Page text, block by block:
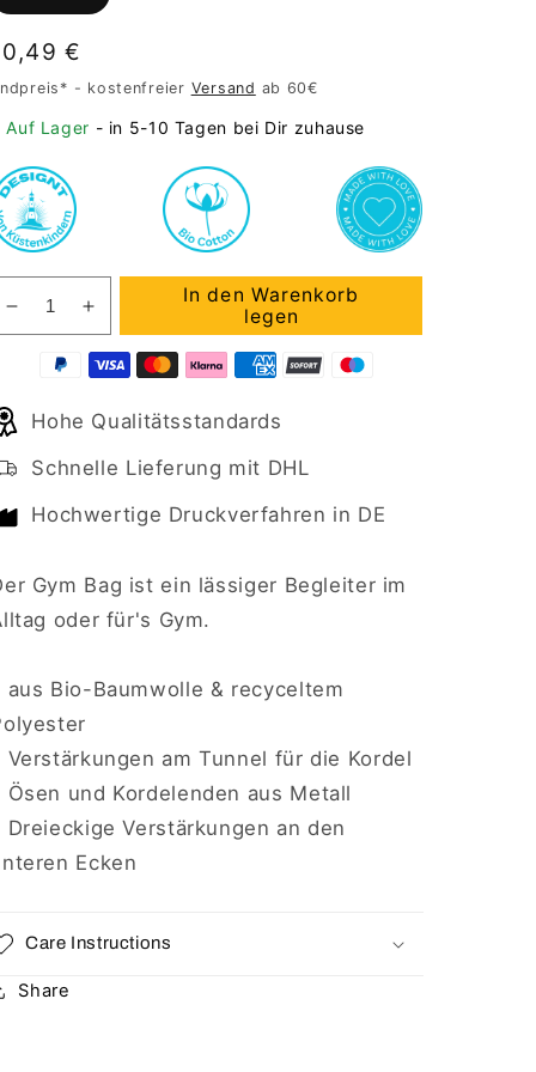
€
- kostenfreier Versand ab 60€
Auf Lager - in 5-10 Tagen bei Dir zuhause
Verringere
die
Menge
Gym
Erhöhe
die
Menge
Gym
In den Warenkorb
legen
Hohe Qualitätsstandards
Schnelle Lieferung mit DHL
Hochwertige Druckverfahren in DE
Gym Bag ist ein lässiger Begleiter im
oder für's Gym.
aus Bio-Baumwolle & recyceltem
Verstärkungen am Tunnel für die Kordel
Ösen und Kordelenden aus Metall
Dreieckige Verstärkungen an den
Ecken
Care Instructions
Share